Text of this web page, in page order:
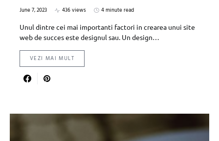
June 7, 2023 436 views
4 minute read
Unul dintre cei mai importanti factori in crearea unui site
web de succes este designul sau. Un design…
VEZI MAI MULT